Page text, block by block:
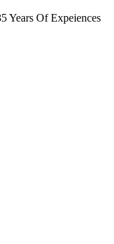
Years Of Expeiences